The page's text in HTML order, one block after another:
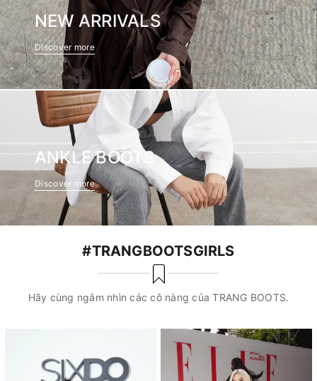
NEW ARRIVALS
Discover more
ANKLE BOOTS
Discover more
#TRANGBOOTSGIRLS
Hãy cùng ngắm nhìn các cô nàng của TRANG BOOTS.